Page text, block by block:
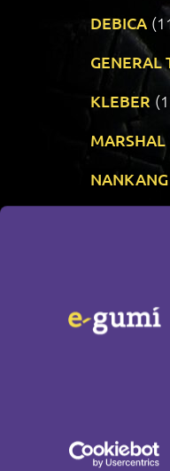
DEBICA
GENERAL
KLEBER
MARSHAL
NANKANG